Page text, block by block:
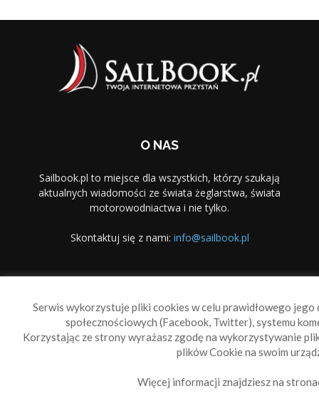
O NAS
Sailbook.pl to miejsce dla wszystkich, którzy szukają
aktualnych wiadomości ze świata żeglarstwa, świata
motorowodniactwa i nie tylko.
Skontaktuj się z nami: info@sailbook.pl
Reklama
Polityka prywatności
Serwis wykorzystuje pliki cookies w celu prawidłowego
społecznościowych (Facebook, Twitter), systemu
Korzystając ze strony wyrażasz zgodę na wykorzystywanie
plików Cookie na swoim
Więcej informacji znajdziesz na